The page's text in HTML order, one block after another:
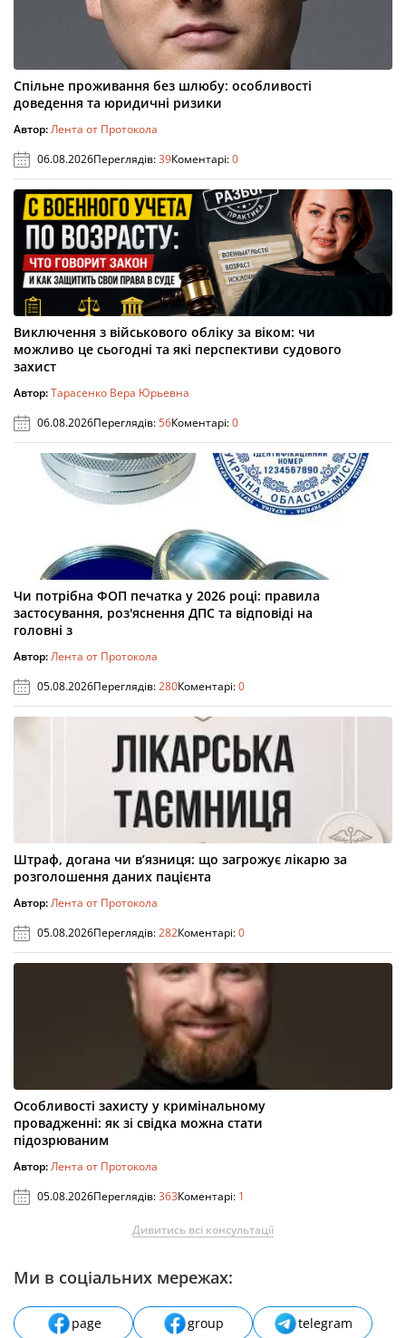
Спільне проживання без шлюбу: особливості
доведення та юридичні ризики
Автор:Лента от Протокола
06.08.2026Переглядів:39Коментарі:0
Виключення з військового обліку за віком: чи
можливо це сьогодні та які перспективи судового
захист
Автор:Тарасенко Вера Юрьевна
06.08.2026Переглядів:56Коментарі:0
Чи потрібна ФОП печатка у 2026 році: правила
застосування, роз'яснення ДПС та відповіді на
головні з
Автор:Лента от Протокола
05.08.2026Переглядів:280Коментарі:0
Штраф, догана чи в’язниця: що загрожує лікарю за
розголошення даних пацієнта
Автор:Лента от Протокола
05.08.2026Переглядів:282Коментарі:0
Особливості захисту у кримінальному
провадженні: як зі свідка можна стати
підозрюваним
Автор:Лента от Протокола
05.08.2026Переглядів:363Коментарі: 1
Дивитись всі консультації
Ми в соціальних мережах:
page group
telegram